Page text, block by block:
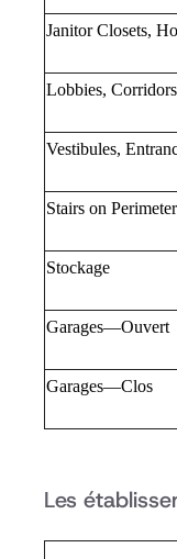
Janitor Closets,
Lobbies,
Vestibules,
Stairs on
Stockage
Garages—Ouvert
Garages—Clos
Les